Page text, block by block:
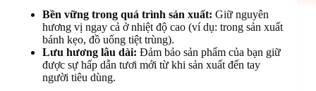
Bền vững trong quá trình sản xuất: Giữ nguyên
hương vị ngay cả ở nhiệt độ cao (ví dụ: trong sản xuất
bánh kẹo, đồ uống tiệt trùng).
Lưu hương lâu dài: Đảm bảo sản phẩm của bạn giữ
được sự hấp dẫn tươi mới từ khi sản xuất đến tay
người tiêu dùng.